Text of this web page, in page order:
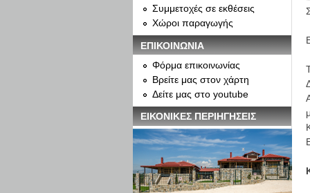
Συμμετοχές σε εκθέσεις
Χώροι παραγωγής
ΕΠΙΚΟΙΝΩΝΙΑ
Φόρμα επικοινωνίας
Βρείτε μας στον χάρτη
Δείτε μας στο youtube
ΕΙΚΟΝΙΚΕΣ ΠΕΡΙΗΓΗΣΕΙΣ